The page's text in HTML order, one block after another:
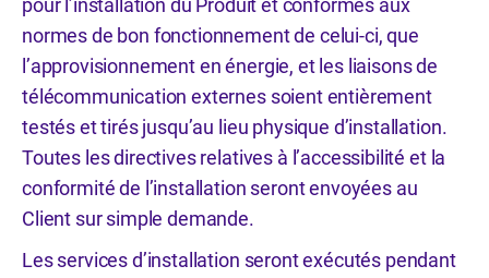
pour l’installation du Produit et conformes aux
normes de bon fonctionnement de celui-ci, que
l’approvisionnement en énergie, et les liaisons de
télécommunication externes soient entièrement
testés et tirés jusqu’au lieu physique d’installation.
Toutes les directives relatives à l’accessibilité et la
conformité de l’installation seront envoyées au
Client sur simple demande.
Les services d’installation seront exécutés pendant